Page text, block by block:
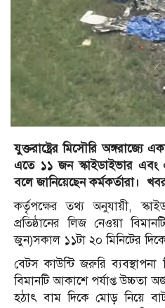
যুক্তরাষ্ট্রের মিসৌরি অঙ্গরাজ্যে
এতে ১১ জন স্কাইডাইভার
বলে জানিয়েছেন কর্মকর্তারা।
কর্তৃপক্ষের তথ্য অনুযায়ী,
প্রতিষ্ঠানের লিজ নেওয়া
জুন)সকাল ১১টা ২০ মিনিটের
বেটস কাউন্টি জরুরি
বিমানটি আকাশে পর্যাপ্ত উচ্চতা
হঠাৎ বাম দিকে মোড় নিয়ে